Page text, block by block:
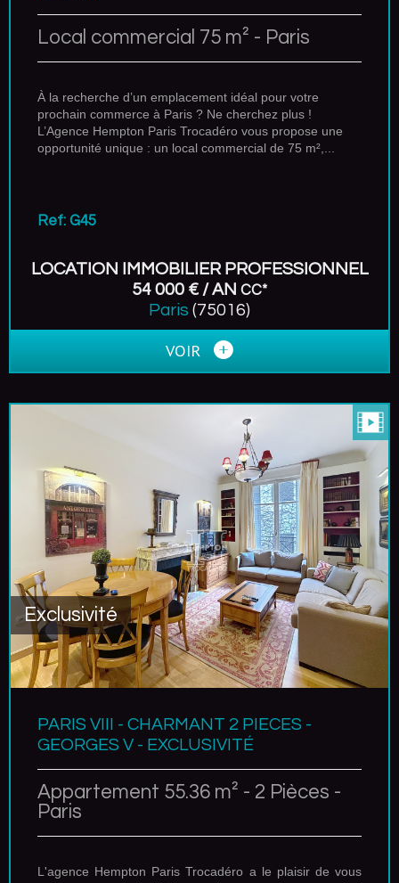
Local commercial 75 m² - Paris
À la recherche d’un emplacement idéal pour votre
prochain commerce à Paris ? Ne cherchez plus !
L’Agence Hempton Paris Trocadéro vous propose une
opportunité unique : un local commercial de 75 m²,...
Ref: G45
LOCATION IMMOBILIER PROFESSIONNEL
54 000 € / AN CC*
Paris (75016)
VOIR
Exclusivité
PARIS VIII - CHARMANT 2 PIECES -
GEORGES V - EXCLUSIVITÉ
Appartement 55.36 m² - 2 Pièces -
Paris
L'agence Hempton Paris Trocadéro a le plaisir de vous